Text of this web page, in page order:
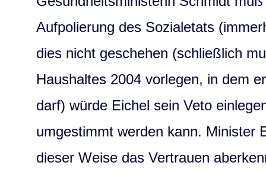
Gesundheitsministerin Schmidt
Aufpolierung des Sozialetats
dies nicht geschehen (schließlich
Haushaltes 2004 vorlegen, in dem
darf) würde Eichel sein Veto
umgestimmt werden kann. Minister
dieser Weise das Vertrauen